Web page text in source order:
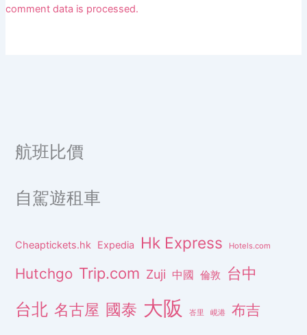
comment data is processed.
航班比價
自駕遊租車
Cheaptickets.hk Expedia Hk Express Hotels.com
Hutchgo Trip.com Zuji 中國 倫敦 台中
台北 名古屋 國泰 大阪 峇里 峴港 布吉